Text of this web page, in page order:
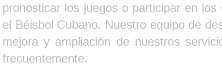
pronosticar los juegos o participar en
el Béisbol Cubano. Nuestro equipo de
mejora y ampliación de nuestros
frecuentemente.